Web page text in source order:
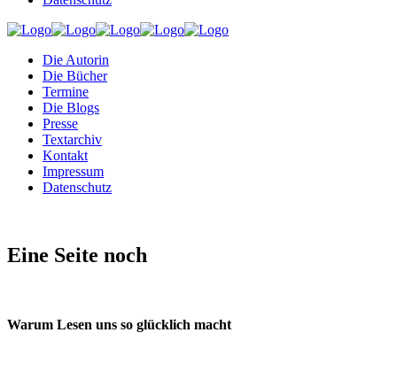
Die Autorin
Die Bücher
Termine
Die Blogs
Presse
Textarchiv
Kontakt
Impressum
Datenschutz
Eine Seite noch
Warum Lesen uns so glücklich macht